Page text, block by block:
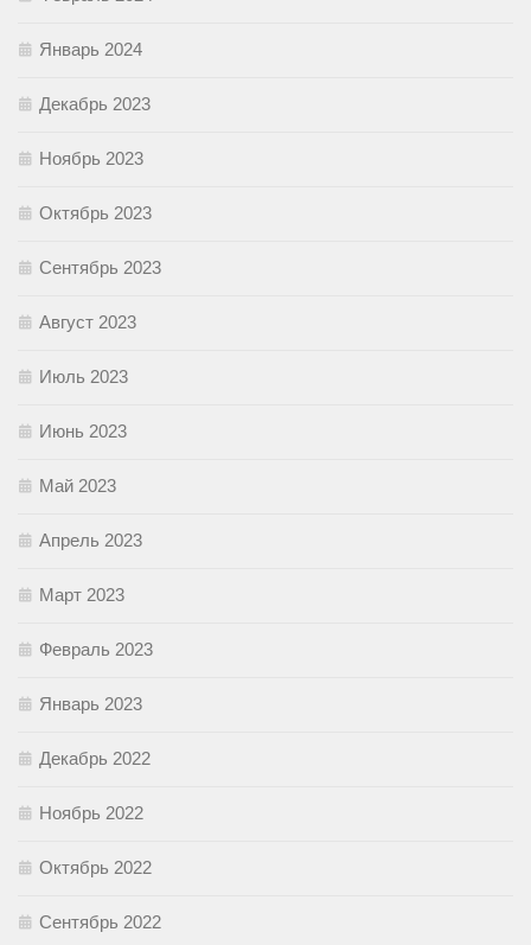
Январь 2024
Декабрь 2023
Ноябрь 2023
Октябрь 2023
Сентябрь 2023
Август 2023
Июль 2023
Июнь 2023
Май 2023
Апрель 2023
Март 2023
Февраль 2023
Январь 2023
Декабрь 2022
Ноябрь 2022
Октябрь 2022
Сентябрь 2022